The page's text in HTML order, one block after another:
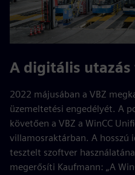
A digitális
2022 májusában a VBZ
üzemeltetési engedélyét. A
követően a VBZ a WinCC
villamosraktárban. A hosszú
tesztelt szoftver
megerősíti Kaufmann: „A